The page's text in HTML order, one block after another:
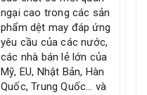
ngại cao trong các sản
phẩm dệt may đáp ứng
yêu cầu của các nước,
các nhà bán lẻ lớn của
Mỹ, EU, Nhật Bản, Hàn
Quốc, Trung Quốc… và